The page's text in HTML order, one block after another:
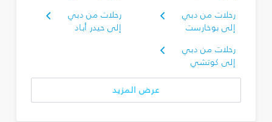
رحلات من دبي
إلى بوخارست
رحلات من دبي
إلى حيدر أباد
رحلات من دبي
إلى كوتشي
عرض المزيد